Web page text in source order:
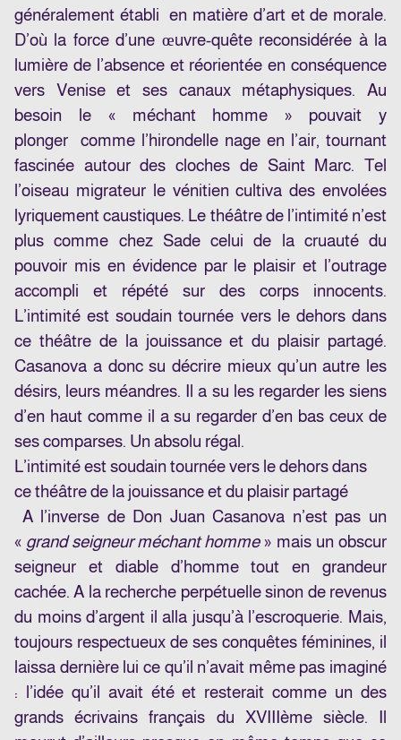
généralement établi en matière d’art et de morale.
D’où la force d’une œuvre-quête reconsidérée à la
lumière de l’absence et réorientée en conséquence
vers Venise et ses canaux métaphysiques. Au
besoin le « méchant homme » pouvait y
plonger comme l’hirondelle nage en l’air, tournant
fascinée autour des cloches de Saint Marc. Tel
l’oiseau migrateur le vénitien cultiva des envolées
lyriquement caustiques. Le théâtre de l’intimité n’est
plus comme chez Sade celui de la cruauté du
pouvoir mis en évidence par le plaisir et l’outrage
accompli et répété sur des corps innocents.
L’intimité est soudain tournée vers le dehors dans
ce théâtre de la jouissance et du plaisir partagé.
Casanova a donc su décrire mieux qu’un autre les
désirs, leurs méandres. Il a su les regarder les siens
d’en haut comme il a su regarder d’en bas ceux de
ses comparses. Un absolu régal.
L’intimité est soudain tournée vers le dehors dans
ce théâtre de la jouissance et du plaisir partagé
A l’inverse de Don Juan Casanova n’est pas un
« grand seigneur méchant homme» mais un obscur
seigneur et diable d’homme tout en grandeur
cachée. A la recherche perpétuelle sinon de revenus
du moins d’argent il alla jusqu’à l’escroquerie. Mais,
toujours respectueux de ses conquêtes féminines, il
laissa dernière lui ce qu’il n’avait même pas imaginé
: l’idée qu’il avait été et resterait comme un des
grands écrivains français du XVIIIème siècle. Il